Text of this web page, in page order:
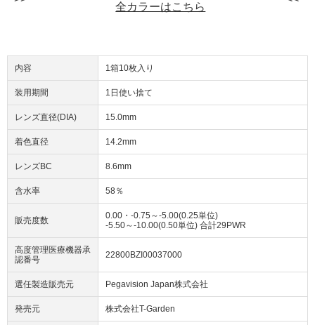
全カラーはこちら
内容 1箱10枚入り
装用期間 1日使い捨て
レンズ直径(DIA) 15.0mm
着色直径 14.2mm
レンズBC 8.6mm
含水率 58％
販売度数
0.00・-0.75～-5.00(0.25単位)
-5.50～-10.00(0.50単位) 合計29PWR
高度管理医療機器承
認番号
22800BZI00037000
選任製造販売元 Pegavision Japan株式会社
発売元 株式会社T-Garden